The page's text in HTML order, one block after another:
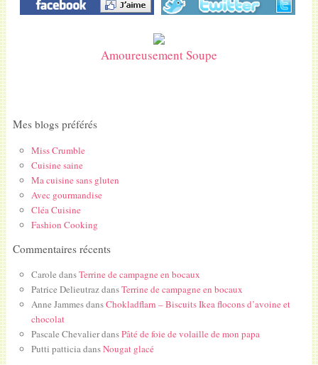
Amoureusement Soupe
Mes blogs préférés
Miss Crumble
Cuisine saine
Ma cuisine sans gluten
Avec gourmandise
Cléa Cuisine
Fashion Cooking
Commentaires récents
Carole dansTerrine de campagne en bocaux
Patrice DelieutrazdansTerrine de campagne en bocaux
Anne JammesdansChokladflarn – Biscuits Ikea flocons d’avoine et
chocolat
Pascale ChevalierdansPâté de foie de volaille de mon papa
Putti patticiadansNougat glacé